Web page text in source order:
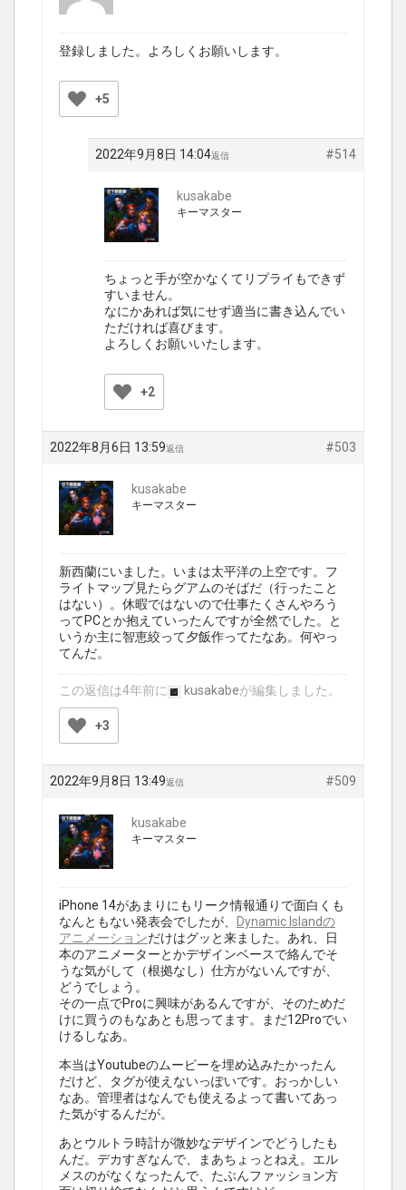
登録しました。よろしくお願いします。
+5
2022年9月8日 14:04 #514
返信
kusakabe
キーマスター
ちょっと手が空かなくてリプライもできず
すいません。
なにかあれば気にせず適当に書き込んでい
ただければ喜びます。
よろしくお願いいたします。
+2
2022年8月6日 13:59 #503
返信
kusakabe
キーマスター
新西蘭にいました。いまは太平洋の上空です。フ
ライトマップ見たらグアムのそばだ（行ったこと
はない）。休暇ではないので仕事たくさんやろう
ってPCとか抱えていったんですが全然でした。と
いうか主に智恵絞って夕飯作ってたなあ。何やっ
てんだ。
この返信は4年前に kusakabeが編集しました。
+3
2022年9月8日 13:49 #509
返信
kusakabe
キーマスター
iPhone 14があまりにもリーク情報通りで面白くも
なんともない発表会でしたが、
Dynamic Islandの
アニメーションだけはグッと来ました。あれ、日
本のアニメーターとかデザインベースで絡んでそ
うな気がして（根拠なし）仕方がないんですが、
どうでしょう。
その一点でProに興味があるんですが、そのためだ
けに買うのもなあとも思ってます。まだ12Proでい
けるしなあ。
本当はYoutubeのムービーを埋め込みたかったん
だけど、タグが使えないっぽいです。おっかしい
なあ。管理者はなんでも使えるよって書いてあっ
た気がするんだが。
あとウルトラ時計が微妙なデザインでどうしたも
んだ。デカすぎなんで、まあちょっとねえ。エル
メスのがなくなったんで、たぶんファッション方